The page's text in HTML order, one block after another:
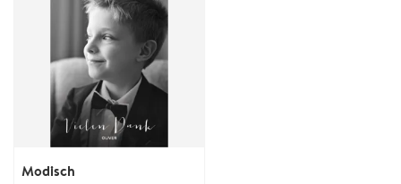
Modisch